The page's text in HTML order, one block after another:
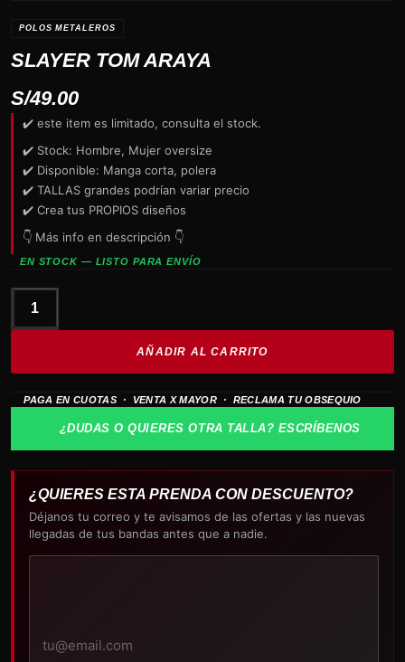
POLOS METALEROS
SLAYER TOM ARAYA
S/49.00
✔️ este item es limitado, consulta el stock.
✔️ Stock: Hombre, Mujer oversize
✔️ Disponible: Manga corta, polera
✔️ TALLAS grandes podrían variar precio
✔️ Crea tus PROPIOS diseños
👇 Más info en descripción 👇
EN STOCK — LISTO PARA ENVÍO
SLAYER
AÑADIR AL CARRITO
PAGA EN CUOTAS · VENTA X MAYOR · RECLAMA TU OBSEQUIO
¿DUDAS O QUIERES OTRA TALLA? ESCRÍBENOS
¿QUIERES ESTA PRENDA CON DESCUENTO?
Déjanos tu correo y te avisamos de las ofertas y las nuevas
llegadas de tus bandas antes que a nadie.